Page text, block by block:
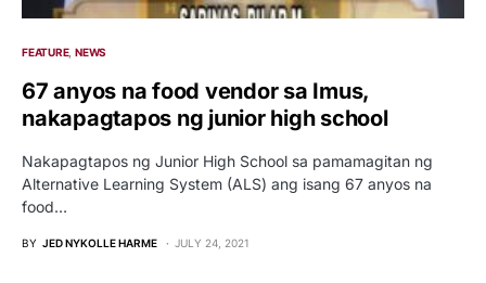
FEATURE NEWS
67 anyos na food vendor sa Imus,
nakapagtapos ng junior high school
Nakapagtapos ng Junior High School sa pamamagitan ng
Alternative Learning System (ALS) ang isang 67 anyos na
food…
BY JED NYKOLLE HARME JULY 24, 2021